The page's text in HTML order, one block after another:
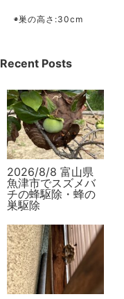
◉巣の高さ:30cm
Recent Posts
2026/8/8 富山県
魚津市でスズメバ
チの蜂駆除・蜂の
巣駆除